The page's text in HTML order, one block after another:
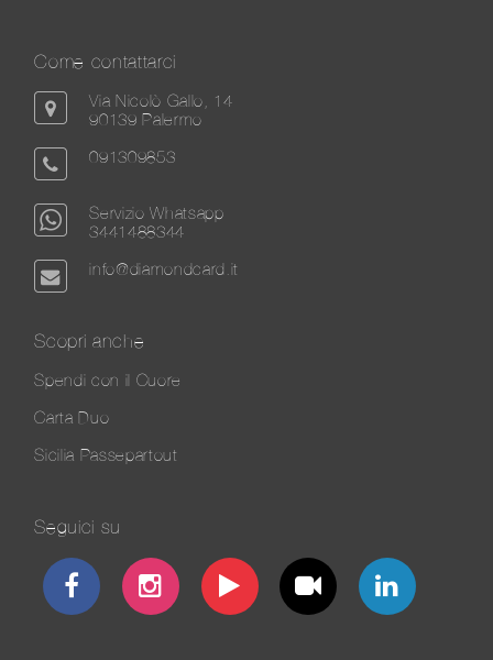
Come contattarci
Via Nicolò Gallo, 14
90139 Palermo
091309853
Servizio Whatsapp
3441488344
info@diamondcard.it
Scopri anche
Spendi con il Cuore
Carta Duo
Sicilia Passepartout
Seguici su